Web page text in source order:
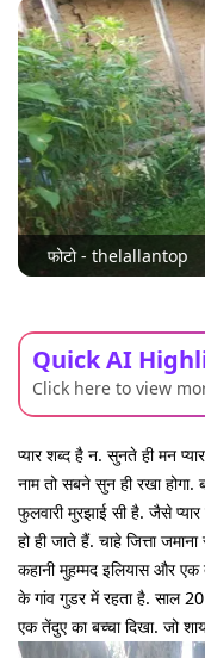
फोटो - thelallantop
Quick AI
Click here to view
प्यार शब्द है न. सुनते ही मन
नाम तो सबने सुन ही रखा होगा.
फुलवारी मुरझाई सी है. जैसे
हो ही जाते हैं. चाहे जित्ता
कहानी मुहम्मद इलियास और एक
के गांव गुडर में रहता है. साल
एक तेंदुए का बच्चा दिखा. जो